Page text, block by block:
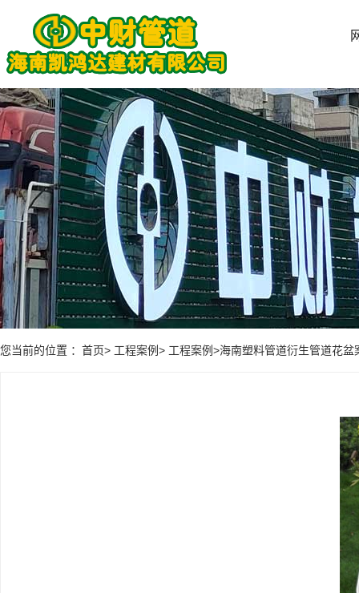
您当前的位置 ：首页> 工程案例> 工程案例>海南塑料管道衍生管道花盆